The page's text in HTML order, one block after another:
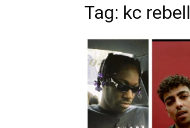
Tag: kc rebell